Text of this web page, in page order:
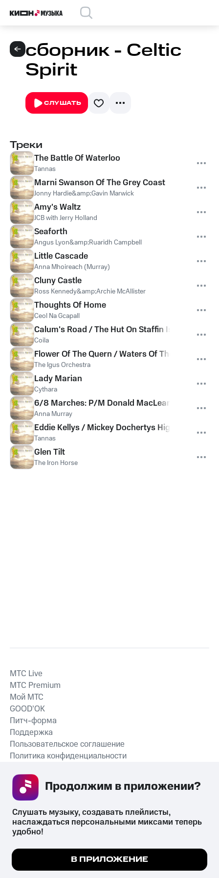
сборник - Celtic
Spirit
СЛУШАТЬ
Треки
The Battle Of Waterloo
Tannas
Marni Swanson Of The Grey Coast
Jonny Hardie&amp;Gavin Marwick
Amy's Waltz
JCB with Jerry Holland
Seaforth
Angus Lyon&amp;Ruaridh Campbell
Little Cascade
Anna Mhoireach (Murray)
Cluny Castle
Ross Kennedy&amp;Archie McAllister
Thoughts Of Home
Ceol Na Gcapall
Calum's Road / The Hut On Staffin Island
Coila
Flower Of The Quern / Waters Of The Spey
The Igus Orchestra
Lady Marian
Cythara
6/8 Marches: P/M Donald MacLean Of Lewis,
Anna Murray
Eddie Kellys / Mickey Dochertys Highland / Look
Tannas
Glen Tilt
The Iron Horse
СКАЧАТЬ ПРИЛОЖЕНИЕ
MTС Live
MTС Premium
Мой МТС
GOOD’OK
Питч-форма
Поддержка
Пользовательское соглашение
Политика конфиденциальности
психотропных веществ, их аналогов причиняет вред здоровью,
их незаконный оборот запрещён и влечёт установленную
законодательством ответственность.
Мы используем куки, чтобы на сайте все
Подробнее
Слушать музыку, создавать плейлисты,
наслаждаться персональными миксами теперь
удобно!
В ПРИЛОЖЕНИЕ